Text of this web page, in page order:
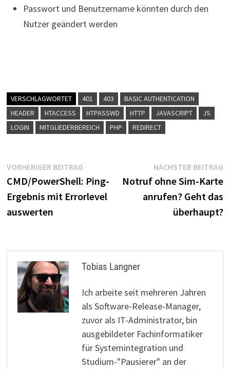
Passwort und Benutzername könnten durch den
Nutzer geändert werden
VERSCHLAGWORTET 401 403
BASIC AUTHENTICATION
HEADER
HTACCESS HTPASSWD HTTP JAVASCRIPT
JS
LOGIN
MITGLIEDERBEREICH PHP REDIRECT
Beitragsnavigation
VORHERIGER BEITRAGVorheriger
Beitrag:
CMD/PowerShell: Ping-
Ergebnis mit Errorlevel
auswerten
NÄCHSTER BEITRAG
Notruf ohne Sim-Karte
anrufen? Geht das
überhaupt?
Tobias Langner
Ich arbeite seit mehreren Jahren
als Software-Release-Manager,
zuvor als IT-Administrator, bin
ausgebildeter Fachinformatiker
für Systemintegration und
Studium-"Pausierer" an der